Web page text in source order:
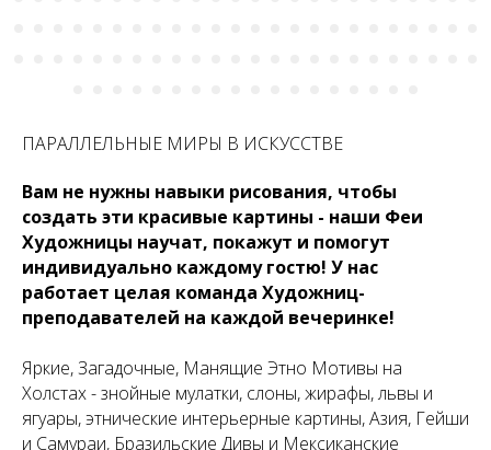
ПАРАЛЛЕЛЬНЫЕ МИРЫ В ИСКУССТВЕ
Вам не нужны навыки рисования, чтобы
создать эти красивые картины - наши Феи
Художницы научат, покажут и помогут
индивидуально каждому гостю! У нас
работает целая команда Художниц-
преподавателей на каждой вечеринке!
Яркие, Загадочные, Манящие Этно Мотивы на
Холстах - знойные мулатки, слоны, жирафы, львы и
ягуары, этнические интерьерные картины, Азия, Гейши
и Самураи, Бразильские Дивы и Мексиканские